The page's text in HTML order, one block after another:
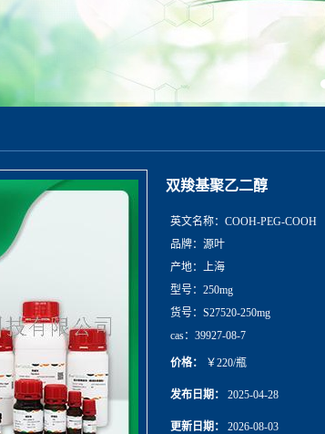
双羧基聚乙二醇
英文名称： COOH-PEG-COOH
品牌： 源叶
产地： 上海
型号： 250mg
货号： S27520-250mg
cas： 39927-08-7
价格： ￥220/瓶
发布日期： 2025-04-28
更新日期： 2026-08-03